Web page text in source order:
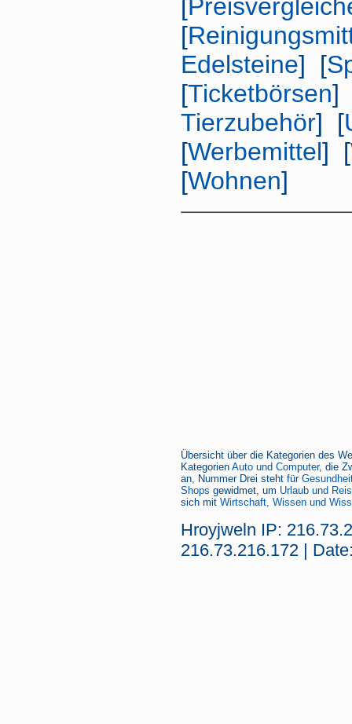
[
[
Edelsteine] [
[Ticketbörsen]
Tierzubehör] [
[Werbemittel] [
[Wohnen]
Übersicht über die Kategorien des
Kategorien Auto und Computer, die
an, Nummer Drei steht für
Shops gewidmet, um Urlaub und
sich mit Wirtschaft, Wissen und
Hroyjweln IP:
216.73.216.172 |